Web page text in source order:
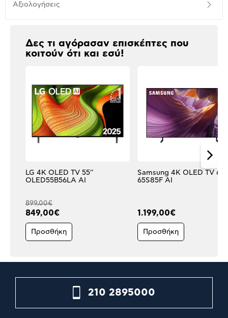
Αξιολογήσεις
Δες τι αγόρασαν επισκέπτες που
κοιτούν ότι και εσύ!
LG 4K OLED TV 55''
OLED55B56LA AI
899,00€
849,00€
Προσθήκη
Samsung 4K OLED TV 65''
65S85F AI
1.199,00€
Προσθήκη
210 2895000